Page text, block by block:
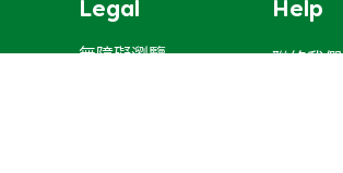
Legal
無障礙瀏覽
Help
聯絡我們